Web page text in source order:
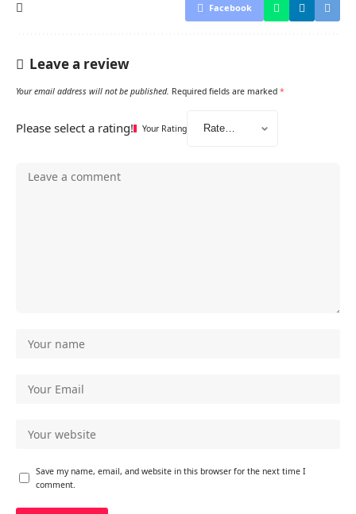
Facebook
Leave a review
Your email address will not be published. Required fields are marked *
Please select a rating! Your Rating
Save my name, email, and website in this browser for the next time I
comment.